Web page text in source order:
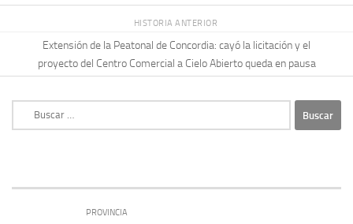
HISTORIA ANTERIOR
Extensión de la Peatonal de Concordia: cayó la licitación y el
proyecto del Centro Comercial a Cielo Abierto queda en pausa
PROVINCIA